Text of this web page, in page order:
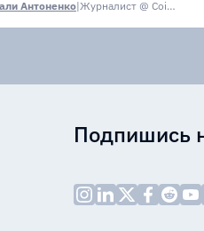
Антоненко| Журналист @ CoinsPaid Media
Подпишись